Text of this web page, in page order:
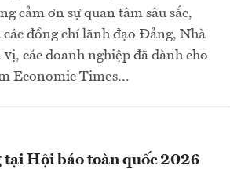
cảm ơn sự quan tâm sâu sắc,
đồng chí lãnh đạo Đảng, Nhà
các doanh nghiệp đã dành cho
Economic Times...
Hội báo toàn quốc 2026